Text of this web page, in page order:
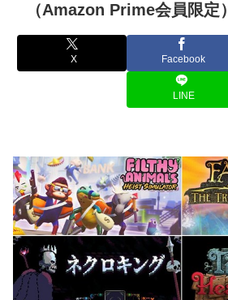
（Amazon Prime会員限定）
X Facebook
LINE